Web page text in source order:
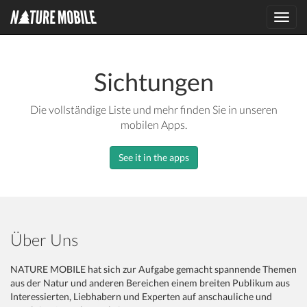
Sichtungen
Die vollständige Liste und mehr finden Sie in unseren
mobilen Apps.
See it in the apps
Über Uns
NATURE MOBILE hat sich zur Aufgabe gemacht spannende Themen
aus der Natur und anderen Bereichen einem breiten Publikum aus
Interessierten, Liebhabern und Experten auf anschauliche und